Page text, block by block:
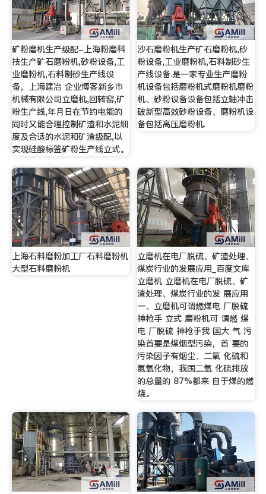
矿粉磨机生产级配-上海粉磨科
技生产矿石磨粉机,砂粉设备,工
业磨粉机,石料制砂生产线设
备，上海建冶 企业博客新乡市
机械有限公司立磨机,回转窑,矿
粉生产线,年月日在节约电能的
同时又能合理控制矿渣和水泥细
度及合适的水泥和矿渣级配,以
实现硅酸标签矿粉生产线立式。
沙石磨粉机生产矿石磨粉机,砂
粉设备,工业磨粉机,石料制砂生
产线设备.是一家专业生产磨粉
机设备包括磨粉机式磨粉机磨粉
机、砂粉设备设备包括立轴冲击
破新型高效砂粉设备、磨粉机设
备包括高压磨粉机.
上海石料磨粉加工厂石料磨粉机
大型石料磨粉机
立磨机在电厂脱硫、矿渣处理、
煤炭行业的发展应用_百度文库
立磨机 立磨机在电厂脱硫、矿
渣处理、煤炭行业的发 展应用
一、立磨机可谓燃煤电 厂脱硫
神枪手 立式 磨粉机可 谓燃 煤
电 厂脱硫 神枪手我 国大 气 污
染首要是煤烟型污染，首 要的
污染因子有烟尘、二氧 化硫和
氮氧化物，我国二氧 化硫排放
的总量的 87%都来 自于煤的燃
烧。